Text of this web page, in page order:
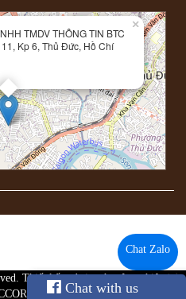
Chat with us
Chat Zalo
TMDV THÔNG TIN BTC
Kp 6, Thủ Đức, Hồ Chí
×
Thiết kế website chuyên nghiệpbởi: